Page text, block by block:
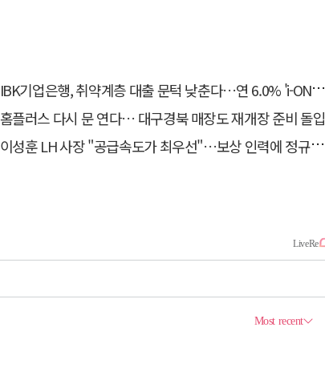
IBK기업은행, 취약계층 대출 문턱 낮춘다…연 6.0% 'i-ONE 햇살론 특례보증' 비대면 출시
홈플러스 다시 문 연다… 대구경북 매장도 재개장 준비 돌입
이성훈 LH 사장 "공급속도가 최우선"…보상 인력에 정규직보다 후한 대우